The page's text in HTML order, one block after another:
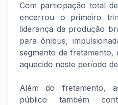
Com participação total
encerrou o primeiro
liderança da produção
para ônibus,
segmento de fretamento,
aquecido neste período
Além do fretamento,
público também